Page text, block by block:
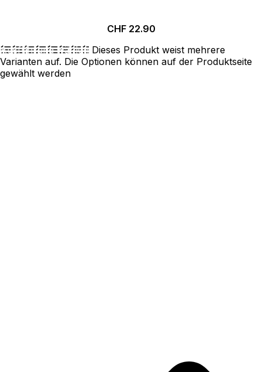
CHF22.90
Ausführung wählen Dieses Produkt weist mehrere
Varianten auf. Die Optionen können auf der Produktseite
gewählt werden